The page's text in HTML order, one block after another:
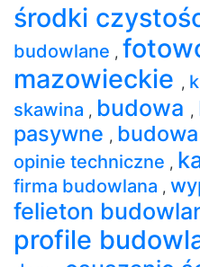
środki
budowlane ,
mazowieckie ,
skawina , budowa ,
pasywne ,
opinie techniczne ,
firma budowlana ,
felieton
profile